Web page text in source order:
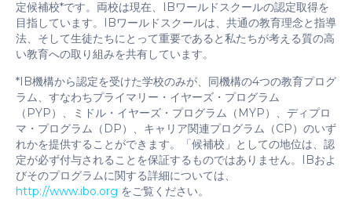
定候補校*です。両校は現在、IBワールドスクールの認定取得を
目指しています。IBワールドスクールは、共通の教育理念と指導
法、そして生徒たちにとって重要であると私たちが考える質の高
い教育への取り組みを共有しています。
*IB機構から認定を受けた学校のみが、同機構の4つの教育プログ
ラム、すなわちプライマリー・イヤーズ・プログラム
（PYP）、ミドル・イヤーズ・プログラム（MYP）、ディプロ
マ・プログラム（DP）、キャリア関連プログラム（CP）のいず
れかを提供することができます。「候補校」としての地位は、認
定が必ず付与されることを保証するものではありません。IBおよ
びそのプログラムに関する詳細については、
http://www.ibo.org をご覧ください。